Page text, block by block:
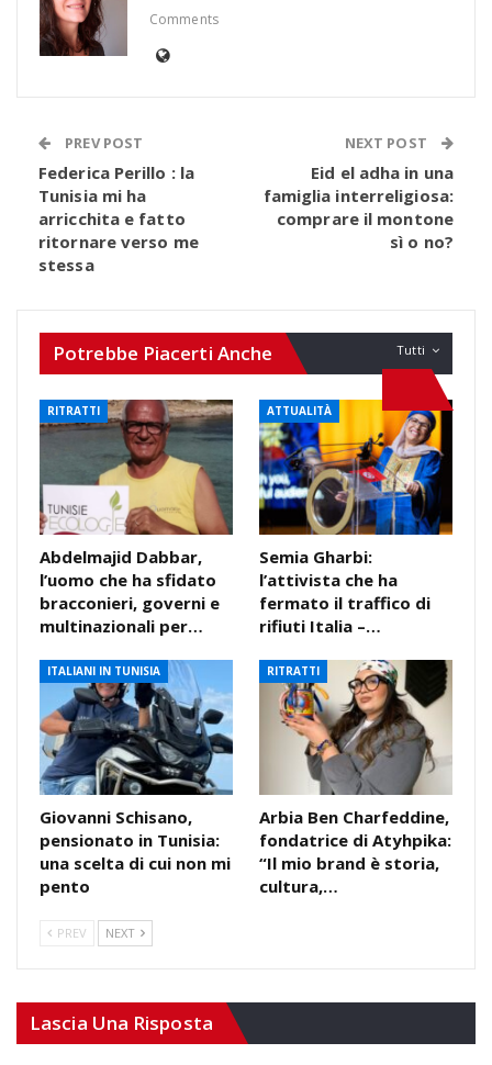
Comments
PREV POST
Federica Perillo : la
Tunisia mi ha
arricchita e fatto
ritornare verso me
stessa
NEXT POST
Eid el adha in una
famiglia interreligiosa:
comprare il montone
sì o no?
Tutti
Potrebbe Piacerti Anche
RITRATTI
Abdelmajid Dabbar,
l’uomo che ha sfidato
bracconieri, governi e
multinazionali per…
ATTUALITÀ
Semia Gharbi:
l’attivista che ha
fermato il traffico di
rifiuti Italia –…
ITALIANI IN TUNISIA
Giovanni Schisano,
pensionato in Tunisia:
una scelta di cui non mi
pento
RITRATTI
Arbia Ben Charfeddine,
fondatrice di Atyhpika:
“Il mio brand è storia,
cultura,…
PREV NEXT
Lascia Una Risposta